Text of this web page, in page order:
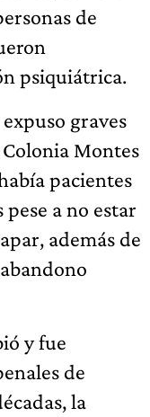
de
psiquiátrica.
graves
Montes
pacientes
a no estar
además de
y fue
de
la